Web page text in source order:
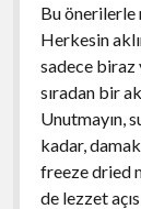
Bu
Herkesin
sadece biraz
sıradan bir
Unutmayın,
kadar,
freeze dried
de lezzet